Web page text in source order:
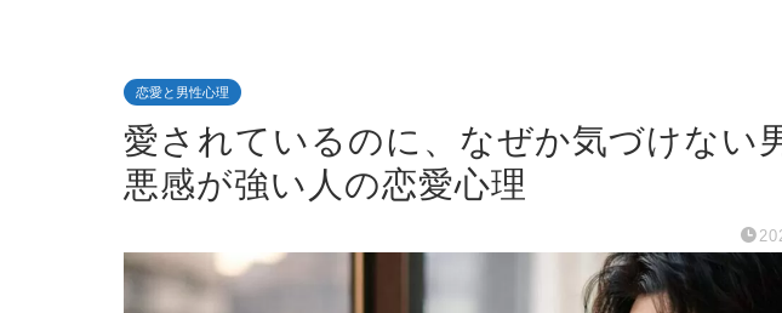
恋愛と男性心理
愛されているのに、なぜか気づけない
悪感が強い人の恋愛心理